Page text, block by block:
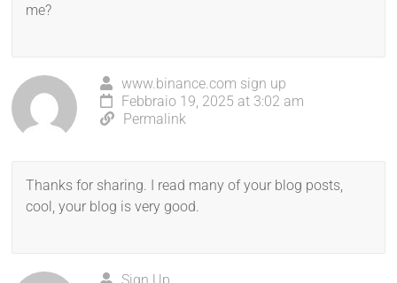
me?
www.binance.com sign up
Febbraio 19, 2025 at 3:02 am
Permalink
Thanks for sharing. I read many of your blog posts,
cool, your blog is very good.
Sign Up